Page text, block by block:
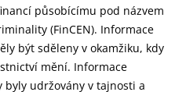
působícímu pod názvem
(FinCEN). Informace
být sděleny v okamžiku, kdy
mění. Informace
byly udržovány v tajnosti a